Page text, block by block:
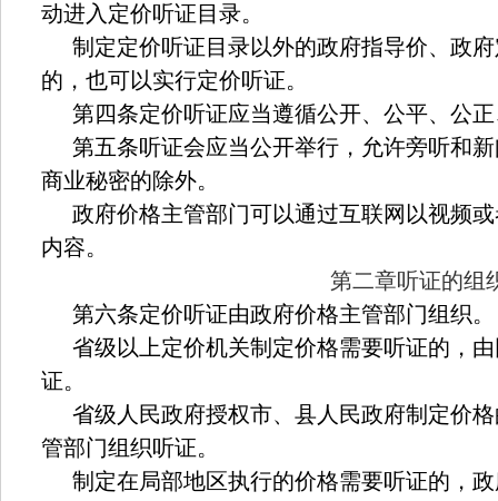
动进入定价听证目录。
制定定价听证目录以外的政府指导价、政
的，也可以实行定价听证。
第四条定价听证应当遵循公开、公平、公
第五条听证会应当公开举行，允许旁听和
商业秘密的除外。
政府价格主管部门可以通过互联网以视频
内容。
第二章听证的组
第六条定价听证由政府价格主管部门组织。
省级以上定价机关制定价格需要听证的，
证。
省级人民政府授权市、县人民政府制定价
管部门组织听证。
制定在局部地区执行的价格需要听证的，